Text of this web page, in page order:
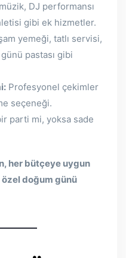
DJ performansı
gibi ek hizmetler.
yemeği, tatlı servisi,
pastası gibi
Profesyonel çekimler
seçeneği.
parti mi, yoksa sade
her bütçeye uygun
doğum günü